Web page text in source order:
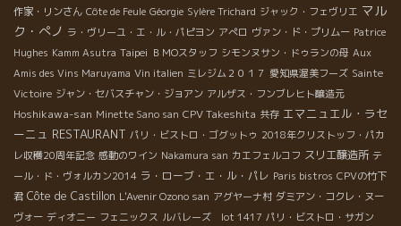
作家・リンさん Côte de Feule Géorgie Sylère Trichard ジャック・フェヴリエ マル
ク・ぺノ ラ・ヴリーユ・エ・ル・パピヨン アぺロ ヴァン・ド・プリムー Patrice
Hughes Kamm Asutra Taipei ＢＭОスタッフ シモンヌサン・ドゥランの母 Aux
Amis des Vins Maruyama Vin italien ミレジム２０１７ 愛知県渥美フーズ Sainte
Victoire ジャン・セバスチャン・ジョアン アルザス・フンブレヒト醸造元
Hoshikawa-san Minette Sano san CPV Takeshita 共存 エマニュエル・ラセ
ーニュ RESTAURANT パリ・ビストロ・ゴグットゥ 2018年クリストッフ・パカ
レ収穫20周年記念 感動のワイン Nakamura san カエフェルコフ スリエ醸造所 テ
ール・ド・ヴォルカン2014 ラ・ローブ・エ・ル・パレ Paris bistros CPVの竹下
君 Côte de Castillon L'Avenir Ozono san アグヤーナ村 ダミアン・コクレ・ヌー
ヴォー ディオニー フェニックス ルバレーズ lot 1417 パリ・ビストロ・サガン